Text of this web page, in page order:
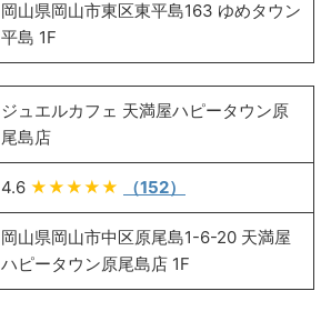
岡山県岡山市東区東平島163 ゆめタウン
平島 1F
ジュエルカフェ 天満屋ハピータウン原
尾島店
4.6 ★★★★★ （152）
岡山県岡山市中区原尾島1-6-20 天満屋
ハピータウン原尾島店 1F